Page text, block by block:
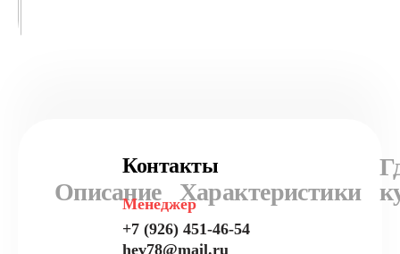
Описание Характеристики
Контакты
Менеджер
+7 (926) 451-46-54
hev78@mail.ru